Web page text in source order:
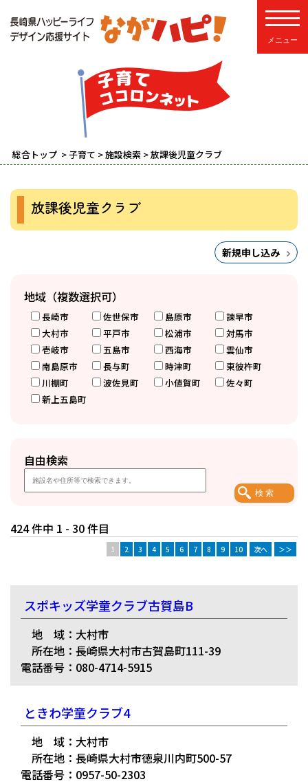
総合トップ >子育て >施設検索 > 放課後児童クラブ
放課後児童クラブ
新規申し込み
地域（複数選択可）
長崎市 佐世保市 島原市
諫早市
大村市
平戸市 松浦市
対馬市
壱岐市
五島市 西海市
雲仙市
南島原市
長与町 時津町
東彼杵町
川棚町
波佐見町 小値賀町
佐々町
新上五島町
自由検索
424 件中 1 - 30 件目
1 2 3 4 5 6 7 8 9 10 次へ ＞＞
スポキッズ学童クラブ古賀島B
地 域：大村市
所在地：長崎県大村市古賀島町111-39
電話番号：080-4714-5915
ときわ学童クラブ4
地 域：大村市
所在地：長崎県大村市徳泉川内町500-57
電話番号：0957-50-2303